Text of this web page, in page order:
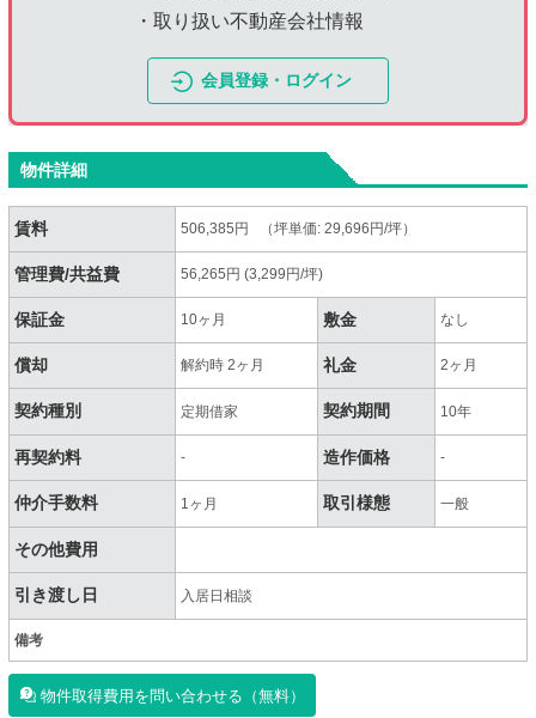
・取り扱い不動産会社情報
会員登録・ログイン
物件詳細
賃料 506,385円 （坪単価: 29,696円/坪）
管理費/共益費 56,265円 (3,299円/坪)
保証金 10ヶ月 敷金 なし
償却 解約時 2ヶ月 礼金 2ヶ月
契約種別 定期借家 契約期間 10年
再契約料 - 造作価格 -
仲介手数料 1ヶ月 取引様態 一般
その他費用
引き渡し日 入居日相談
備考
物件取得費用を問い合わせる（無料）